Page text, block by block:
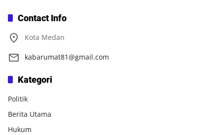
Contact Info
Kota Medan
kabarumat81@gmail.com
Kategori
Politik
Berita Utama
Hukum